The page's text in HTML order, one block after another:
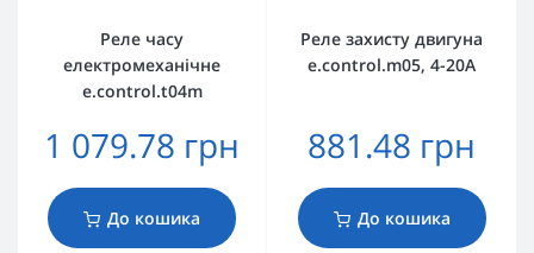
Реле часу
електромеханічне
e.control.t04m
1 079.78 грн
До кошика
Реле захисту двигуна
e.control.m05, 4-20А
881.48 грн
До кошика